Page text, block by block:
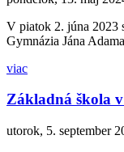
V piatok 2. júna 2023
Gymnázia Jána
viac
Základná škola
utorok, 5. september